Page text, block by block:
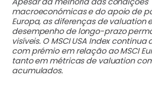
macroeconómicas e do apoio de
Europa, as diferenças de valuation
desempenho de longo-prazo
visíveis. O MSCI USA Index
com prémio em relação ao MSCI
tanto em métricas de valuation
acumulados.